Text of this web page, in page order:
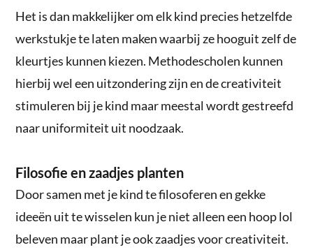
Het is dan makkelijker om elk kind precies hetzelfde
werkstukje te laten maken waarbij ze hooguit zelf de
kleurtjes kunnen kiezen. Methodescholen kunnen
hierbij wel een uitzondering zijn en de creativiteit
stimuleren bij je kind maar meestal wordt gestreefd
naar uniformiteit uit noodzaak.
Filosofie en zaadjes planten
Door samen met je kind te filosoferen en gekke
ideeën uit te wisselen kun je niet alleen een hoop lol
beleven maar plant je ook zaadjes voor creativiteit.